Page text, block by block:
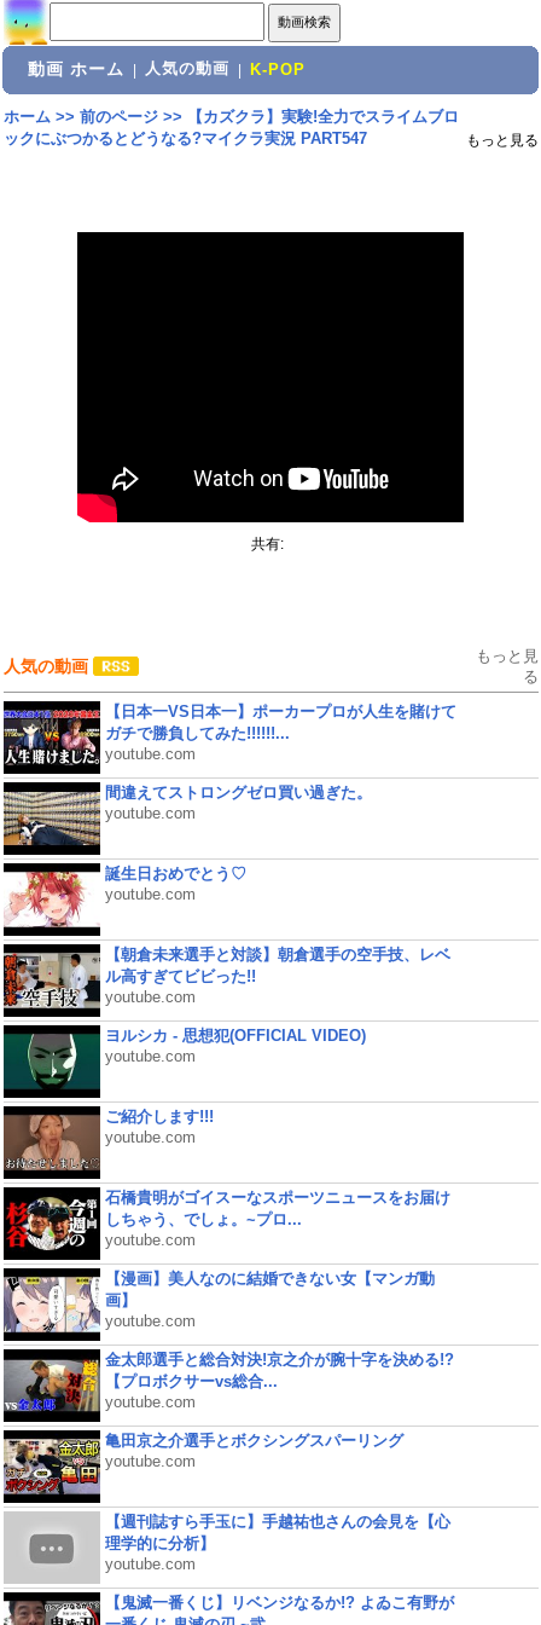
動画 ホーム 人気の動画 K-POP
ホーム>> 前のページ>>
【カズクラ】実験!全力でスライムブロ
ックにぶつかるとどうなる?マイクラ実況 PART547
もっと見る
共有:
人気の動画
もっと見
る
【日本一VS日本一】ポーカープロが人生を賭けて
ガチで勝負してみた!!!!!!...
youtube.com
間違えてストロングゼロ買い過ぎた。
youtube.com
誕生日おめでとう♡
youtube.com
【朝倉未来選手と対談】朝倉選手の空手技、レベ
ル高すぎてビビった!!
youtube.com
ヨルシカ - 思想犯(OFFICIAL VIDEO)
youtube.com
ご紹介します!!!
youtube.com
石橋貴明がゴイスーなスポーツニュースをお届け
しちゃう、でしょ。~プロ...
youtube.com
【漫画】美人なのに結婚できない女【マンガ動
画】
youtube.com
金太郎選手と総合対決!京之介が腕十字を決める!?
【プロボクサーvs総合...
youtube.com
亀田京之介選手とボクシングスパーリング
youtube.com
【週刊誌すら手玉に】手越祐也さんの会見を【心
理学的に分析】
youtube.com
【鬼滅一番くじ】リベンジなるか!? よゐこ有野が